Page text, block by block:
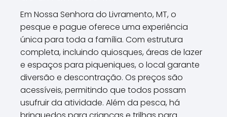
Em Nossa Senhora do Livramento, MT, o
pesque e pague oferece uma experiência
única para toda a família. Com estrutura
completa, incluindo quiosques, áreas de lazer
e espaços para piqueniques, o local garante
diversão e descontração. Os preços são
acessíveis, permitindo que todos possam
usufruir da atividade. Além da pesca, há